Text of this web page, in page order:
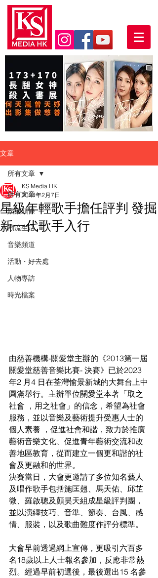
文章
所有文章
娛樂頭條
潮流生活
音樂頻道
活動・好去處
人物專訪
時光檔案
所有文章
星級年輕歌手擔任評判 發掘
新一代歌手入行
KS Media HK
2023年2月7日
由慈善機構-關愛堂主辦的《2013第一屆
關愛堂慈善音樂比賽- 決賽》已於2023
年2 月4 日在荃灣愉景新城的大舞台上中
圓滿舉行。主辦單位關愛堂本著「取之
社會 ，用之社會」的信念，希望為社會
服務，並以音樂及藝術提升受惠人士的
個人素養 ，促進社會和諧，致力於推廣
藝術音樂文化、促進青年藝術交流和改
善地區教育，從而建立一個更和諧的社
會及更融和的世界。
決賽當日，大會更邀請了多位知名藝人
及唱作歌手包括施匡翹、馬天佑、邱芷
微、羅啟聰及顏昊天組成星級評判團，
並以演繹技巧、音準、節奏、台風、感
情、服裝，以及歌曲難度作評分標準。
大會早前透過網上宣傳，更吸引六百多
名18歲以上人士報名參加，反應非常熱
烈。經過早前初選後，最後選出15 名參